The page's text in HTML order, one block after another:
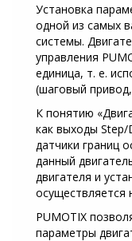
Установка
одной из самых
системы.
управления
единица, т. е.
(шаговый
К понятию
как выходы Step/
датчики границ
данный
двигателя и
осуществляется
PUMOTIX
параметры